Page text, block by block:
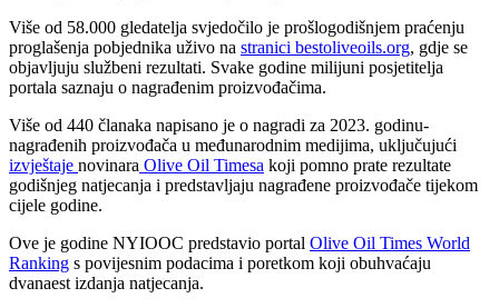
Više od 58.000 gledatelja svjedočilo je prošlogodišnjem praćenju
proglašenja pobjednika uživo na stranici bestoliveoils.org, gdje se
objavljuju službeni rezultati. Svake godine milijuni posjetitelja
portala saznaju o nagrađenim proizvođačima.
Više od 440 članaka napisano je o nagradi za 2023. godinu-
nagrađenih proizvođača u međunarodnim medijima, uključujući
izvještaje novinara Olive Oil Timesa koji pomno prate rezultate
godišnjeg natjecanja i predstavljaju nagrađene proizvođače tijekom
cijele godine.
Ove je godine NYIOOC predstavio portal Olive Oil Times World
Ranking s povijesnim podacima i poretkom koji obuhvaćaju
dvanaest izdanja natjecanja.